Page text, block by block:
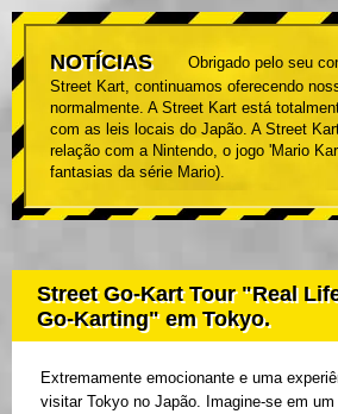
NOTÍCIAS
Obrigado pelo seu
Street Kart, continuamos oferecendo
normalmente. A Street Kart está
com as leis locais do Japão. A Street
relação com a Nintendo, o jogo 'Mario
fantasias da série Mario).
Street Go-Kart Tour "Real
Go-Karting" em Tokyo.
Extremamente emocionante e uma
visitar Tokyo no Japão. Imagine-se em um